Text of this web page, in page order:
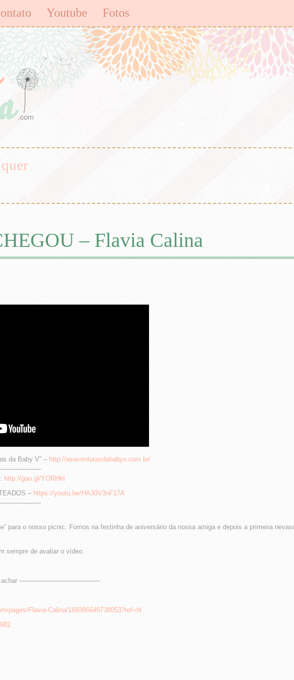
Youtube Fotos
– Flavia Calina
da Baby V” – http://asaventurasdababyv.com.br/
http://goo.gl/YORHkt
– https://youtu.be/HA30V3nF17A
para o nosso picnic. Fomos na festinha de aniversário da nossa amiga e depois a primeira
sempre de avaliar o vídeo.
achar ————————————-
pages/Flavia-Calina/169386649738053?ref=hl